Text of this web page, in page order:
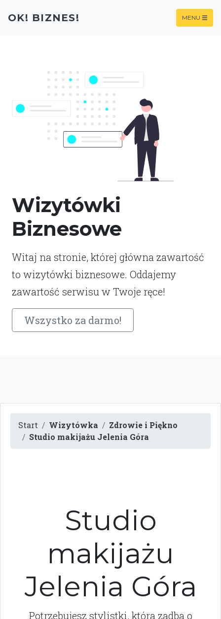
Wizytówki
Biznesowe
Witaj na stronie, której główna zawartość
to wizytówki biznesowe. Oddajemy
zawartość serwisu w Twoje ręce!
Wszystko za darmo!
OK! BIZNES! MENU
Start Wizytówka
Zdrowie i Piękno
Studio makijażu Jelenia Góra
Studio
makijażu
Jelenia Góra
Potrzebujesz stylistki, która zadba o